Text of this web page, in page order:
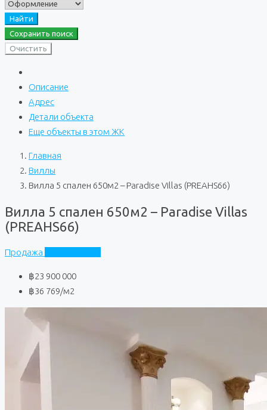
Найти
Сохранить поиск
Очистить
Описание
Адрес
Детали объекта
Еще объекты в этом ЖК
Главная
Виллы
Вилла 5 спален 650м2 – Paradise Villas (PREAHS66)
Вилла 5 спален 650м2 – Paradise Villas
(PREAHS66)
Продажа
฿23 900 000
฿36 769/м2